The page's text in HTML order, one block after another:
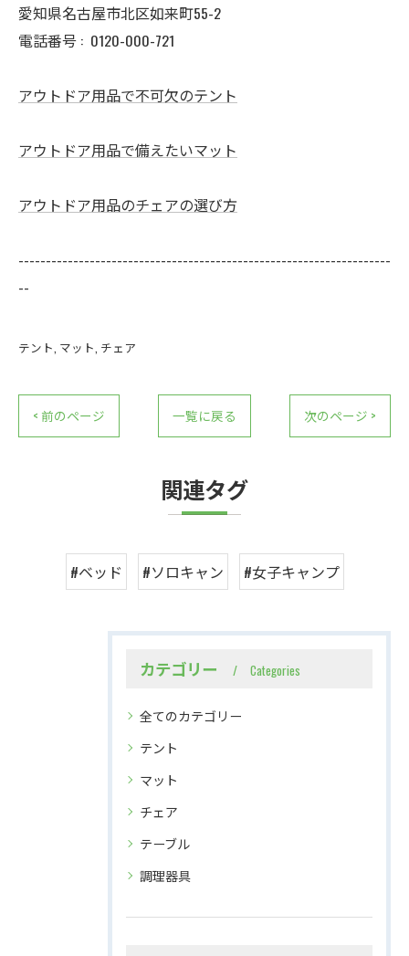
愛知県名古屋市北区如来町55-2
電話番号 : 0120-000-721
アウトドア用品で不可欠のテント
アウトドア用品で備えたいマット
アウトドア用品のチェアの選び方
--------------------------------------------------------------------
--
テント マット チェア
< 前のページ 一覧に戻る 次のページ >
関連タグ
#ベッド #ソロキャン #女子キャンプ
カテゴリー Categories
全てのカテゴリー
テント
マット
チェア
テーブル
調理器具